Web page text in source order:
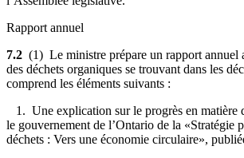
Rapport annuel
7.2 (1) Le ministre prépare un rapport annuel
des déchets organiques se trouvant dans les
comprend les éléments suivants :
1. Une explication sur le progrès en matière
le gouvernement de l’Ontario de la «Stratégie
déchets : Vers une économie circulaire»,